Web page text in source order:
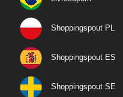
Shoppingspout PL
Shoppingspout ES
Shoppingspout SE